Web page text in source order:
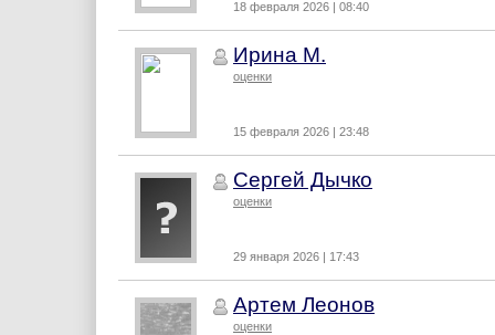
18 февраля 2026 | 08:40
Ирина М.
оценки
15 февраля 2026 | 23:48
Сергей Дычко
оценки
29 января 2026 | 17:43
Артем Леонов
оценки